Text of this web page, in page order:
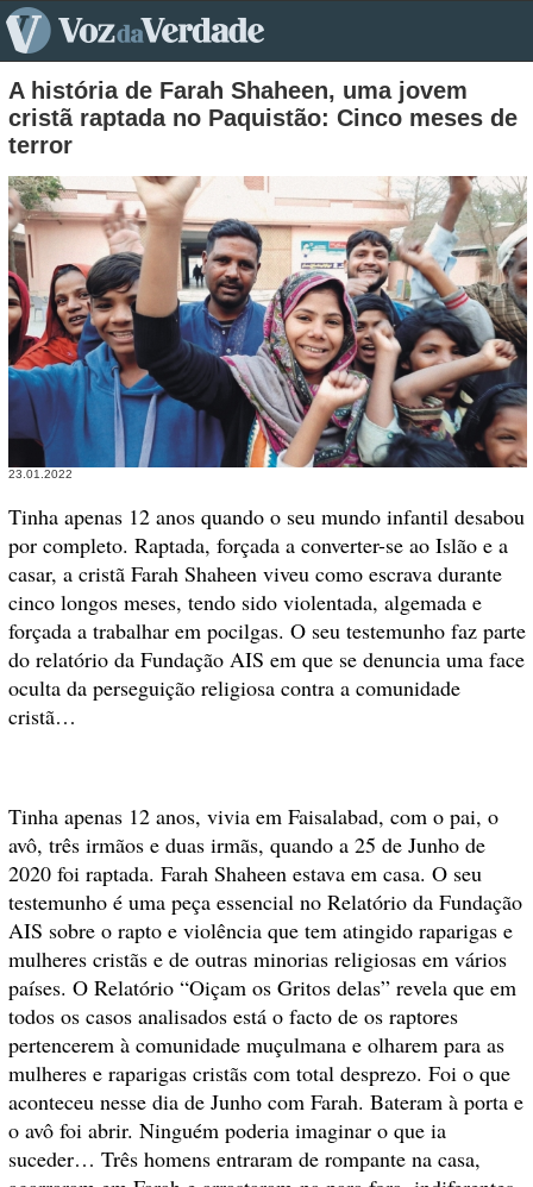
A história de Farah Shaheen, uma jovem
cristã raptada no Paquistão: Cinco meses de
terror
23.01.2022
Tinha apenas 12 anos quando o seu mundo infantil desabou
por completo. Raptada, forçada a converter-se ao Islão e a
casar, a cristã Farah Shaheen viveu como escrava durante
cinco longos meses, tendo sido violentada, algemada e
forçada a trabalhar em pocilgas. O seu testemunho faz parte
do relatório da Fundação AIS em que se denuncia uma face
oculta da perseguição religiosa contra a comunidade
cristã…
Tinha apenas 12 anos, vivia em Faisalabad, com o pai, o
avô, três irmãos e duas irmãs, quando a 25 de Junho de
2020 foi raptada. Farah Shaheen estava em casa. O seu
testemunho é uma peça essencial no Relatório da Fundação
AIS sobre o rapto e violência que tem atingido raparigas e
mulheres cristãs e de outras minorias religiosas em vários
países. O Relatório “Oiçam os Gritos delas” revela que em
todos os casos analisados está o facto de os raptores
pertencerem à comunidade muçulmana e olharem para as
mulheres e raparigas cristãs com total desprezo. Foi o que
aconteceu nesse dia de Junho com Farah. Bateram à porta e
o avô foi abrir. Ninguém poderia imaginar o que ia
suceder… Três homens entraram de rompante na casa,